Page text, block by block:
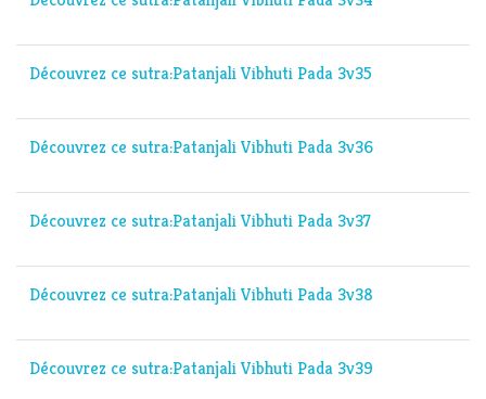
Découvrez ce sutra:Patanjali Vibhuti Pada 3v35
Découvrez ce sutra:Patanjali Vibhuti Pada 3v36
Découvrez ce sutra:Patanjali Vibhuti Pada 3v37
Découvrez ce sutra:Patanjali Vibhuti Pada 3v38
Découvrez ce sutra:Patanjali Vibhuti Pada 3v39